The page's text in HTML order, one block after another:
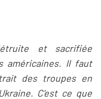
et sacrifiée
américaines. Il faut
des troupes en
C'est ce que